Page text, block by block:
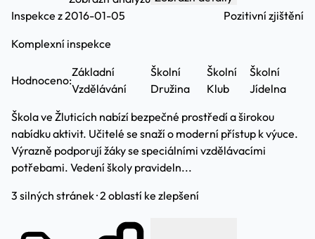
Inspekce z 2016-01-05
Komplexní inspekce
Pozitivní zjištění
Hodnoceno:
Základní
Vzdělávání
Školní
Družina
Školní
Klub
Školní
Jídelna
Škola ve Žluticích nabízí bezpečné prostředí a širokou
nabídku aktivit. Učitelé se snaží o moderní přístup k výuce.
Výrazně podporují žáky se speciálními vzdělávacími
potřebami. Vedení školy pravideln...
3 silných stránek · 2 oblastí ke zlepšení